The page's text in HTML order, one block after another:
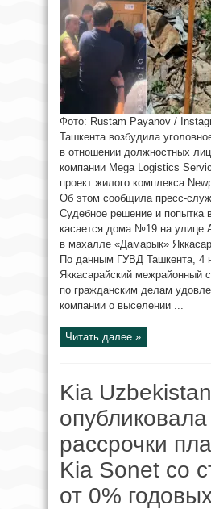
Фото: Rustam Payanov /
Ташкента возбудила
в отношении должностных
компании Mega Logistics
проект жилого комплекса
Об этом сообщила пресс-
Судебное решение и попытка
касается дома №19 на улице
в махалле «Дамарык»
По данным ГУВД Ташкента, 4
Яккасарайский межрайонный
по гражданским делам
компании о выселении ...
Читать далее »
Kia Uzbekistan
рассрочки
Kia Sonet со
от 0% годовых